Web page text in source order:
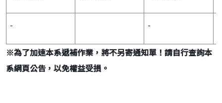
- -
※為了加速本系遞補作業，將不另寄通知單！請自行查詢本
系網頁公告，以免權益受損。